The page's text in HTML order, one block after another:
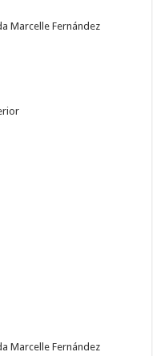
Marcelle Fernández
Marcelle Fernández